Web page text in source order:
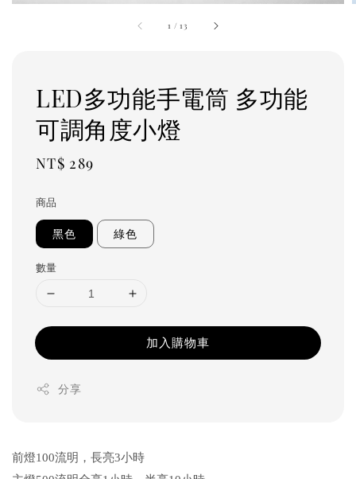
1 /13
LED多功能手電筒 多功能
可調角度小燈
Regular
NT$ 289
商品
黑色 綠色
數量
加入購物車
分享
前燈100流明，長亮3小時